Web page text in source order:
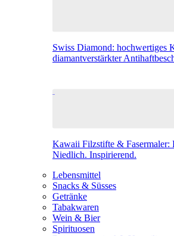
Swiss Diamond: hochwertiges
diamantverstärkter
Kawaii Filzstifte & Fasermaler:
Niedlich. Inspirierend.
Lebensmittel
Snacks & Süsses
Getränke
Tabakwaren
Wein & Bier
Spirituosen